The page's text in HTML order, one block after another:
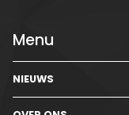
Menu
NIEUWS